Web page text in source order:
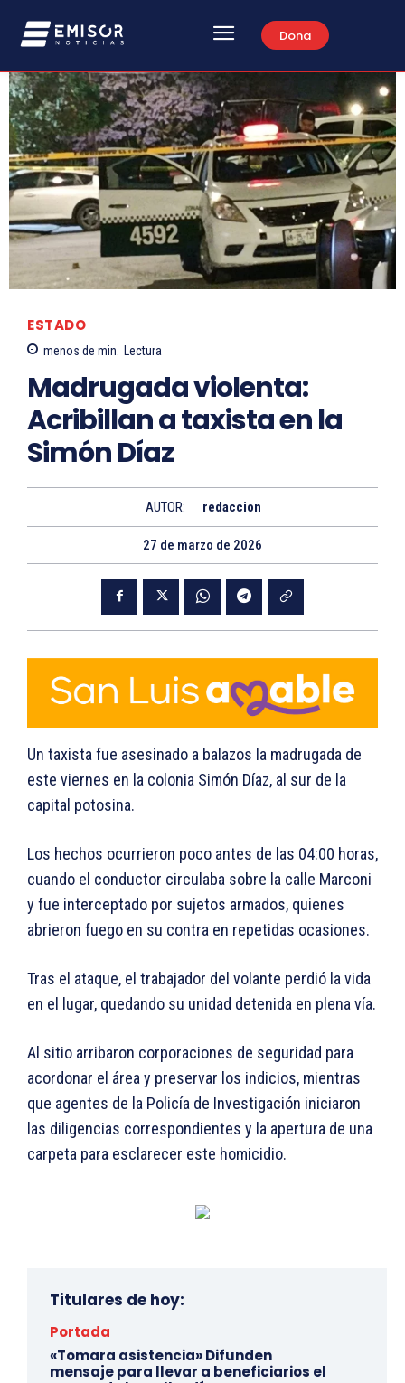
Dona
ESTADO
menos de min. Lectura
Madrugada violenta:
Acribillan a taxista en la
Simón Díaz
AUTOR: redaccion
27 de marzo de 2026
Un taxista fue asesinado a balazos la madrugada de
este viernes en la colonia Simón Díaz, al sur de la
capital potosina.
Los hechos ocurrieron poco antes de las 04:00 horas,
cuando el conductor circulaba sobre la calle Marconi
y fue interceptado por sujetos armados, quienes
abrieron fuego en su contra en repetidas ocasiones.
Tras el ataque, el trabajador del volante perdió la vida
en el lugar, quedando su unidad detenida en plena vía.
Al sitio arribaron corporaciones de seguridad para
acordonar el área y preservar los indicios, mientras
que agentes de la Policía de Investigación iniciaron
las diligencias correspondientes y la apertura de una
carpeta para esclarecer este homicidio.
Titulares de hoy:
Portada
«Tomara asistencia» Difunden
mensaje para llevar a beneficiarios el